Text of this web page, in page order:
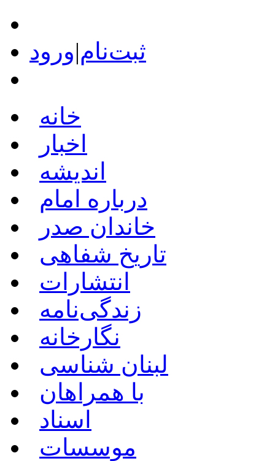
ثبت‌نام|ورود
خانه
اخبار
اندیشه
درباره امام
خاندان صدر
تاریخ شفاهی
انتشارات
زندگی‌نامه
نگارخانه
لبنان شناسی
با همراهان
اسناد
موسسات